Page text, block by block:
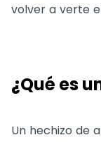
volver a verte
¿Qué es
Un hechizo de